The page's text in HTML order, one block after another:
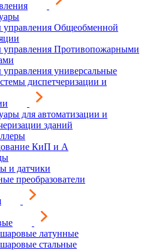
Общеобменной
Противопожарными
универсальные
диспетчеризации и
для автоматизации и
зданий
КиП и А
и датчики
преобразователи
латунные
стальные